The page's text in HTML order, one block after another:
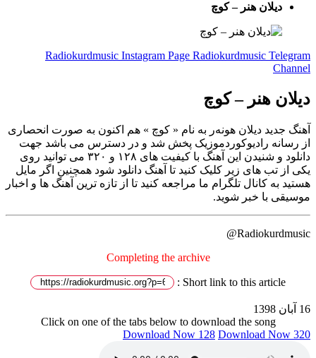
دیلان هنر – کوچ
Radiokurdmusic Instagram Page Radiokurdmusic Telegram
Channel
دیلان هنر – کوچ
آهنگ جدید دیلان هونەر به نام « کوچ » هم اکنون به صورت انحصاری
از رسانه رادیوکوردموزیک پخش شد و در دسترس می باشد جهت
دانلود و شنیدن این آهنگ با کیفیت های ۱۲۸ و ۳۲۰ می توانید روی
یکی از تب های زیر کلیک کنید تا آهنگ دانلود شود همچنین اگر مایل
هستید به کانال تلگرام ما مراجعه کنید تا از تازه ترین آهنگ ها و اخبار
موسیقی با خبر شوید.
Radiokurdmusic@
Completing the archive
Short link to this article :
16 آبان 1398
Click on one of the tabs below to download the song
Download Now 128 Download Now 320